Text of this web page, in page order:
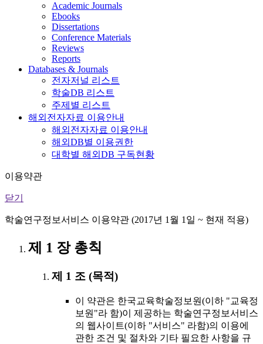
Academic Journals
Ebooks
Dissertations
Conference Materials
Reviews
Reports
Databases & Journals
전자저널 리스트
학술DB 리스트
주제별 리스트
해외전자자료 이용안내
해외전자자료 이용안내
해외DB별 이용권한
대학별 해외DB 구독현황
이용약관
닫기
학술연구정보서비스 이용약관 (2017년 1월 1일 ~ 현재 적용)
제 1 장 총칙
제 1 조 (목적)
이 약관은 한국교육학술정보원(이하 "교육정
보원"라 함)이 제공하는 학술연구정보서비스
의 웹사이트(이하 "서비스" 라함)의 이용에
관한 조건 및 절차와 기타 필요한 사항을 규